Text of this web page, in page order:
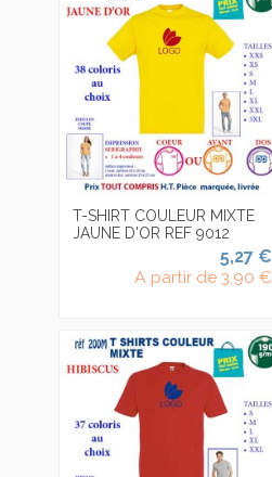
T-SHIRT COULEUR MIXTE
JAUNE D'OR REF 9012
5,27 €
A partir de 3,90 €